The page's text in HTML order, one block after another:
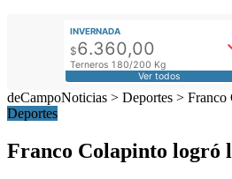
INVERNADA
$6.360,00
Terneros 180/200 Kg
Ver todos
deCampoNoticias > Deportes > Franco
Deportes
Franco Colapinto logró